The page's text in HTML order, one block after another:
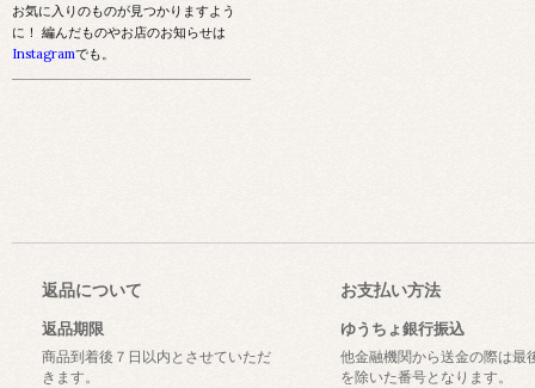
お気に入りのものが見つかりますよう
に！ 編んだものやお店のお知らせは
Instagramでも。
返品について
返品期限
商品到着後７日以内とさせていただ
きます。
お支払い方法
ゆうちょ銀行振込
他金融機関から送金の際は最
を除いた番号となります。